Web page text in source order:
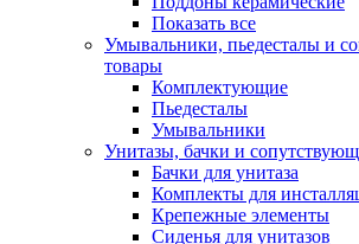
Показать все
Умывальники, пьедесталы и
товары
Комплектующие
Пьедесталы
Умывальники
Унитазы, бачки и
Бачки для унитаза
Комплекты для
Крепежные элементы
Сиденья для унитазов